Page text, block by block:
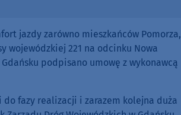
jazdy zarówno mieszkańców Pomorza,
wojewódzkiej 221 na odcinku Nowa
podpisano umowę z wykonawcą
fazy realizacji i zarazem kolejna duża